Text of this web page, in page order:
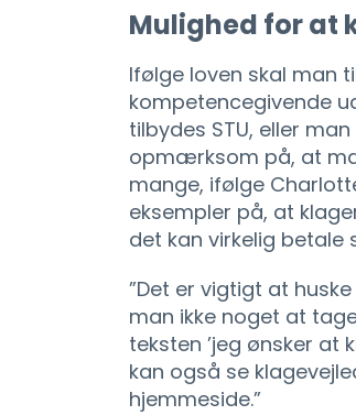
Mulighed for at
Ifølge loven skal man
kompetencegivende
tilbydes STU, eller
opmærksom på, at
mange, ifølge
eksempler på, at
det kan virkelig betale
”Det er vigtigt at
man ikke noget at
teksten ’jeg ønsker at
kan også se
hjemmeside.”